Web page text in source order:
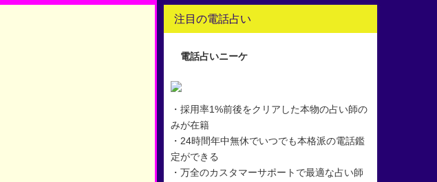
注目の電話占い
電話占いニーケ
・採用率1%前後をクリアした本物の占い師の
みが在籍
・24時間年中無休でいつでも本格派の電話鑑
定ができる
・万全のカスタマーサポートで最適な占い師